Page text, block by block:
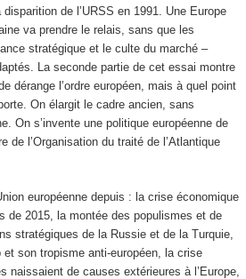
de l’URSS en 1991. Une Europe
va prendre le relais, sans que les
stratégique et le culte du marché –
La seconde partie de cet essai montre
dérange l’ordre européen, mais à quel point
On élargit le cadre ancien, sans
On s’invente une politique européenne de
de l’Organisation du traité de l’Atlantique
européenne depuis : la crise économique
de 2015, la montée des populismes et de
stratégiques de la Russie et de la Turquie,
et son tropisme anti-européen, la crise
naissaient de causes extérieures à l’Europe,